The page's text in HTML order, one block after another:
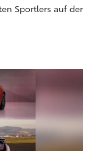
Sportlers auf der